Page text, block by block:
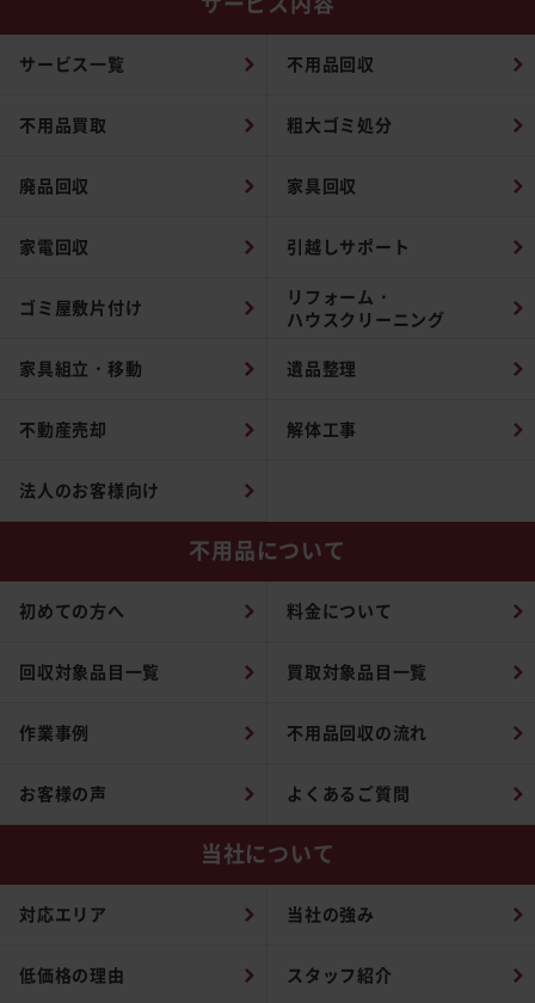
サービス一覧 不用品回収
不用品買取 粗大ゴミ処分
廃品回収 家具回収
家電回収 引越しサポート
ゴミ屋敷片付け
リフォーム・
ハウスクリーニング
家具組立・移動 遺品整理
不動産売却 解体工事
法人のお客様向け
不用品について
初めての方へ 料金について
回収対象品目一覧 買取対象品目一覧
作業事例 不用品回収の流れ
お客様の声 よくあるご質問
当社について
対応エリア 当社の強み
低価格の理由 スタッフ紹介